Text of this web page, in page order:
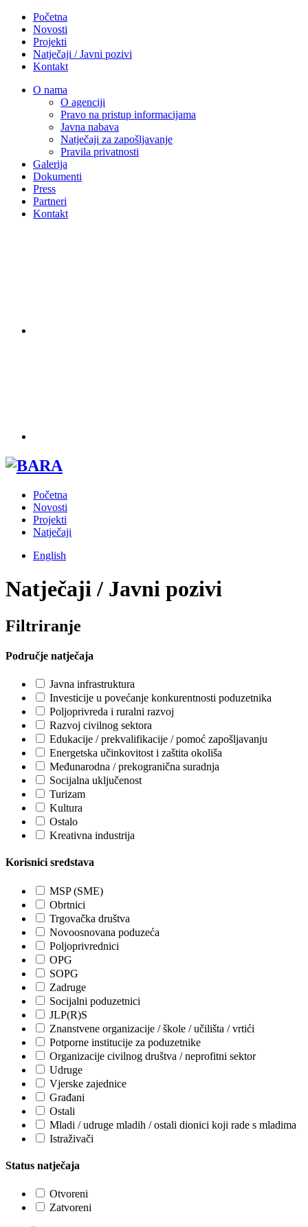
Početna
Novosti
Projekti
Natječaji / Javni pozivi
Kontakt
O nama
O agenciji
Pravo na pristup informacijama
Javna nabava
Natječaji za zapošljavanje
Pravila privatnosti
Galerija
Dokumenti
Press
Partneri
Kontakt
Početna
Novosti
Projekti
Natječaji
English
Natječaji / Javni pozivi
Filtriranje
Područje natječaja
Javna infrastruktura
Investicije u povećanje konkurentnosti poduzetnika
Poljoprivreda i ruralni razvoj
Razvoj civilnog sektora
Edukacije / prekvalifikacije / pomoć zapošljavanju
Energetska učinkovitost i zaštita okoliša
Međunarodna / prekogranična suradnja
Socijalna uključenost
Turizam
Kultura
Ostalo
Kreativna industrija
Korisnici sredstava
MSP (SME)
Obrtnici
Trgovačka društva
Novoosnovana poduzeća
Poljoprivrednici
OPG
SOPG
Zadruge
Socijalni poduzetnici
JLP(R)S
Znanstvene organizacije / škole / učilišta / vrtići
Potporne institucije za poduzetnike
Organizacije civilnog društva / neprofitni sektor
Udruge
Vjerske zajednice
Građani
Ostali
Mladi / udruge mladih / ostali dionici koji rade s mladima
Istraživači
Status natječaja
Otvoreni
Zatvoreni